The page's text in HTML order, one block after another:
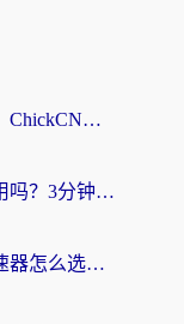
海外党选回国加速器不用愁：ChickCN和洞见哪个好？一篇搞定所有疑问
海外党必看：迅游和老王好用吗？3分钟选对加速国内网络的加速器
海外党必看：类似归雁的加速器怎么选？一篇搞定无缝访问国内资源